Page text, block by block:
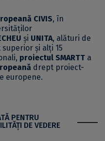
CIVIS, în
și UNITA, alături de
și alți 15
proiectul SMARTT a
drept proiect-
europene.
PENTRU
DE VEDERE